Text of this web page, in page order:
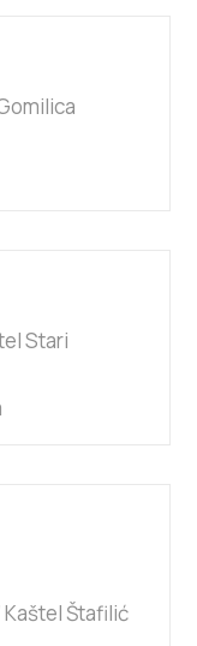
Stari
Kaštel Štafilić